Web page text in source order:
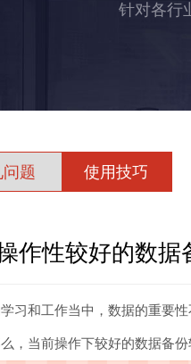
针对各行
题 使用技巧
作性较好的数据
习和工作当中，数据的重要
，当前操作下较好的数据备